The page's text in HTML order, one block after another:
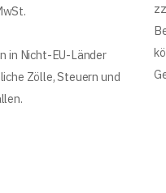
in Nicht-EU-Länder
Zölle, Steuern und